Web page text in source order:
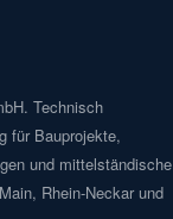
Technisch
für Bauprojekte,
und mittelständische
Rhein-Neckar und